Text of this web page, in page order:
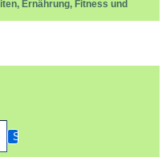
Ernährung, Fitness und